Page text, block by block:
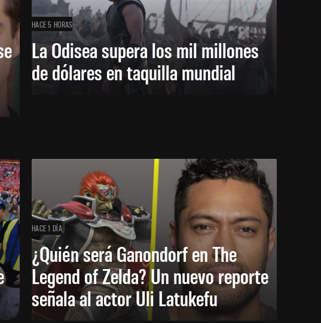
HACE 5 HORAS
La Odisea supera los mil millones
de dólares en taquilla mundial
HACE 1 DÍA
¿Quién será Ganondorf en The
Legend of Zelda? Un nuevo reporte
señala al actor Uli Latukefu